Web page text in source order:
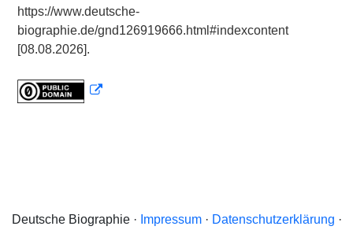
https://www.deutsche-
biographie.de/gnd126919666.html#indexcontent
[08.08.2026].
Deutsche Biographie · Impressum· Datenschutzerklärung ·